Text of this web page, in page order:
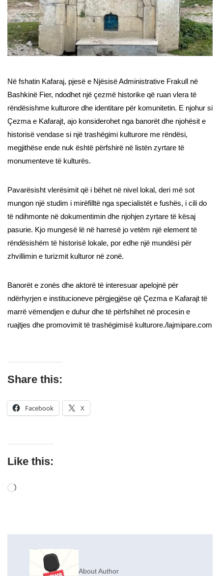
Në fshatin Kafaraj, pjesë e Njësisë Administrative Frakull në
Bashkinë Fier, ndodhet një çezmë historike që ruan vlera të
rëndësishme kulturore dhe identitare për komunitetin. E njohur si
Çezma e Kafarajt, ajo konsiderohet nga banorët dhe njohësit e
historisë vendase si një trashëgimi kulturore me rëndësi,
megjithëse ende nuk është përfshirë në listën zyrtare të
monumenteve të kulturës.
Pavarësisht vlerësimit që i bëhet në nivel lokal, deri më sot
mungon një studim i mirëfilltë nga specialistët e fushës, i cili do
të ndihmonte në dokumentimin dhe njohjen zyrtare të kësaj
pasurie. Kjo mungesë lë në harresë jo vetëm një element të
rëndësishëm të historisë lokale, por edhe një mundësi për
zhvillimin e turizmit kulturor në zonë.
Banorët e zonës dhe aktorë të interesuar apelojnë për
ndërhyrjen e institucioneve përgjegjëse që Çezma e Kafarajt të
marrë vëmendjen e duhur dhe të përfshihet në procesin e
ruajtjes dhe promovimit të trashëgimisë kulturore./lajmipare.com
Share this:
Facebook X
Like this:
About Author